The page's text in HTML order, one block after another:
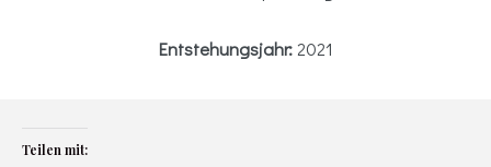
Entstehungsjahr:2021
Teilen mit: